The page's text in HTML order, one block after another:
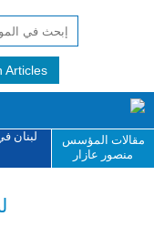
Articles
مقالات المؤسس
منصور عازار
لبنان